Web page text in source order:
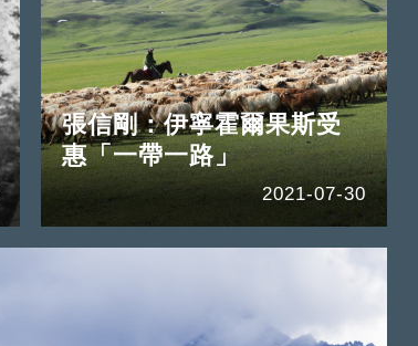
張信剛：伊寧霍爾果斯受
惠「一帶一路」
2021-07-30